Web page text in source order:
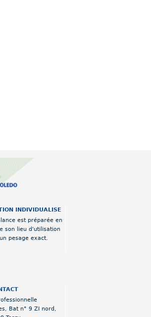
INDIVIDUALISE
est préparée en
son lieu d'utilisation
pesage exact.
, Bat n° 9 ZI nord ,